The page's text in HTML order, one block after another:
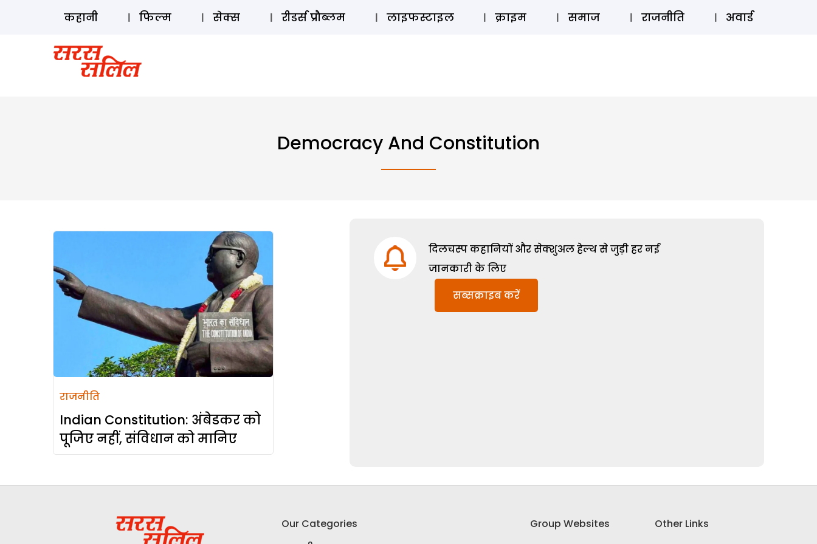
ऑडियो स्टोरी लॉग इन ⚲ SUBSCRIBE
कहानी फिल्म सेक्स रीडर्स प्रौब्लम लाइफस्टाइल क्राइम समाज राजनीति अवार्ड
Democracy And Constitution
राजनीति
Indian Constitution: अंबेडकर को
पूजिए नहीं, संविधान को मानिए
दिलचस्प कहानियों और सेक्शुअल हेल्थ से जुड़ी हर नई
जानकारी के लिए
सब्सक्राइब करें
Our Categories
Group Websites
Other Links